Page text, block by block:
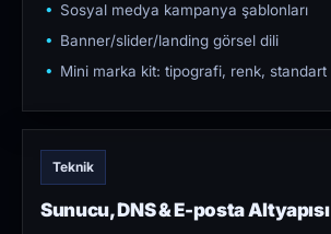
Sosyal medya kampanya şablonları
Banner/slider/landing görsel dili
Mini marka kit: tipografi, renk, standart
Teknik
Sunucu, DNS & E-posta Altyapısı